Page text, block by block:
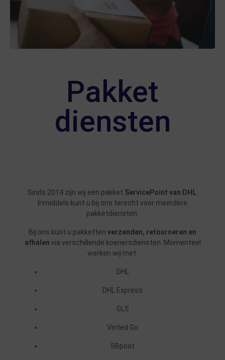
Pakket
diensten
Sinds 2014 zijn wij een pakket ServicePoint van DHL
Inmiddels kunt u bij ons terecht voor meerdere
pakketdiensten.
Bij ons kunt u pakketten verzenden, retourneren en
afhalen via verschillende koeriersdiensten. Momenteel
werken wij met:
DHL
DHL Express
GLS
Vinted Go
SBpost